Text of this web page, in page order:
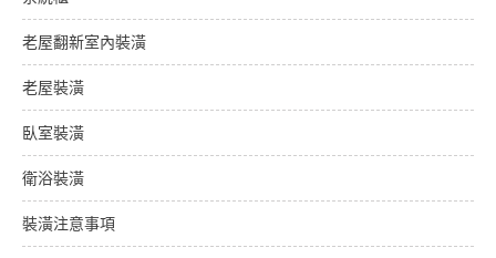
老屋翻新室內裝潢
老屋裝潢
臥室裝潢
衛浴裝潢
裝潢注意事項